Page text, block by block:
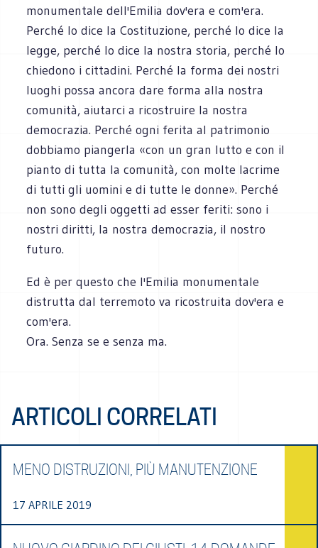
monumentale dell'Emilia dov'era e com'era.
Perché lo dice la Costituzione, perché lo dice la
legge, perché lo dice la nostra storia, perché lo
chiedono i cittadini. Perché la forma dei nostri
luoghi possa ancora dare forma alla nostra
comunità, aiutarci a ricostruire la nostra
democrazia. Perché ogni ferita al patrimonio
dobbiamo piangerla «con un gran lutto e con il
pianto di tutta la comunità, con molte lacrime
di tutti gli uomini e di tutte le donne». Perché
non sono degli oggetti ad esser feriti: sono i
nostri diritti, la nostra democrazia, il nostro
futuro.
Ed è per questo che l'Emilia monumentale
distrutta dal terremoto va ricostruita dov'era e
com'era.
Ora. Senza se e senza ma.
ARTICOLI CORRELATI
MENO DISTRUZIONI, PIÙ MANUTENZIONE
17 APRILE 2019